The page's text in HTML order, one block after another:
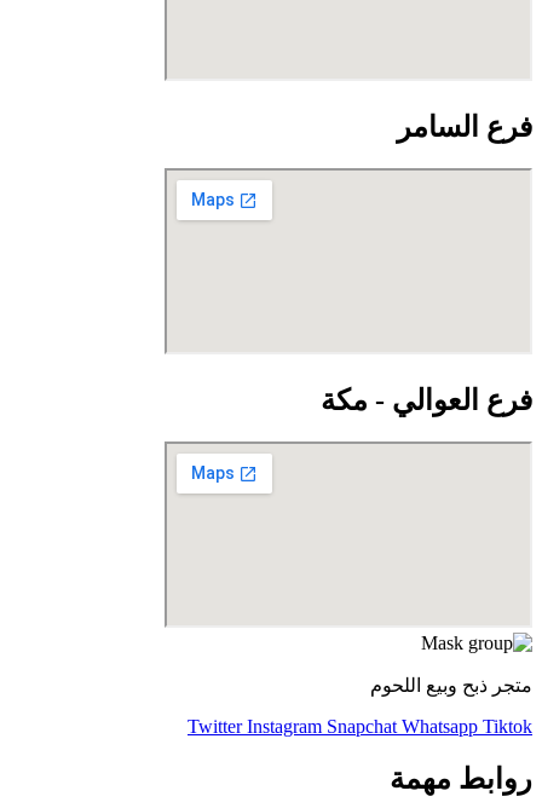
فرع السامر
فرع العوالي - مكة
متجر ذبح وبيع اللحوم
Twitter Instagram Snapchat Whatsapp Tiktok
روابط مهمة